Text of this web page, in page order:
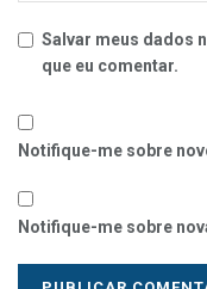
Salvar meus dados
que eu comentar.
Notifique-me sobre
Notifique-me sobre